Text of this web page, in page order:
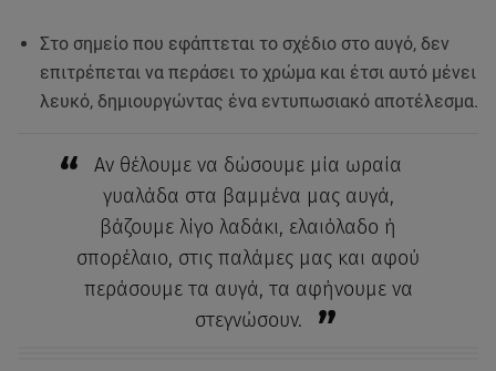
Στο σημείο που εφάπτεται το σχέδιο στο αυγό, δεν
επιτρέπεται να περάσει το χρώμα και έτσι αυτό μένει
λευκό, δημιουργώντας ένα εντυπωσιακό αποτέλεσμα.
Αν θέλουμε να δώσουμε μία ωραία
γυαλάδα στα βαμμένα μας αυγά,
βάζουμε λίγο λαδάκι, ελαιόλαδο ή
σπορέλαιο, στις παλάμες μας και αφού
περάσουμε τα αυγά, τα αφήνουμε να
στεγνώσουν.